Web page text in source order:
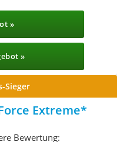
»
»
Sieger
Extreme
Bewertung: